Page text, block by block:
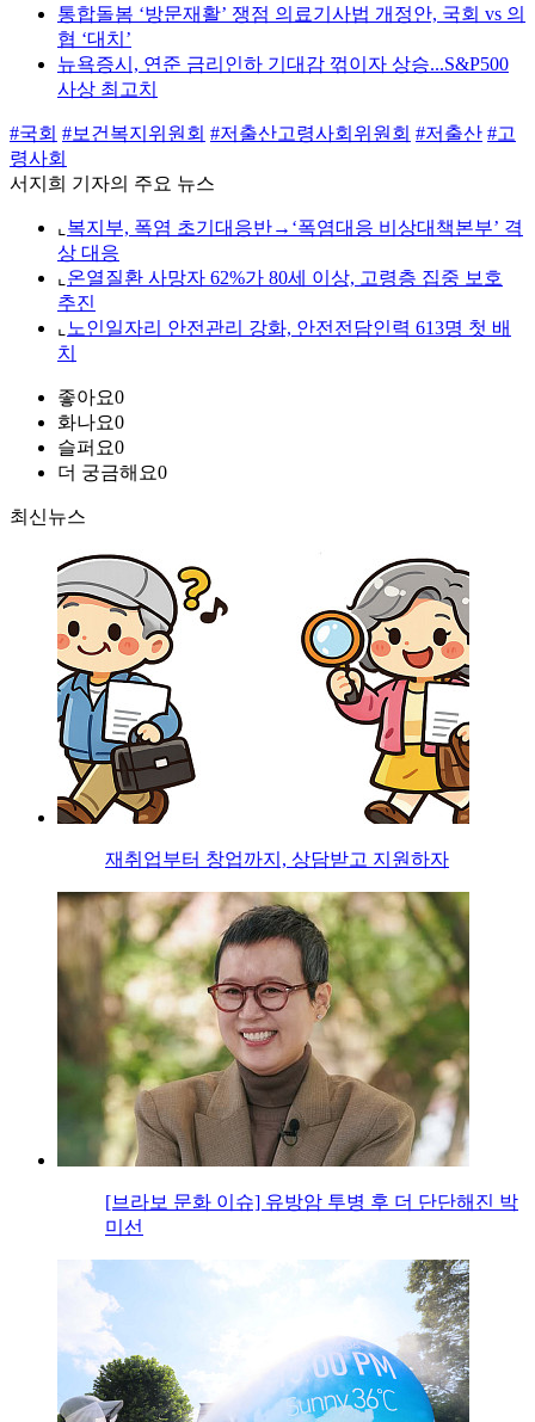
통합돌봄 ‘방문재활’ 쟁점 의료기사법 개정안, 국회 vs 의
협 ‘대치’
뉴욕증시, 연준 금리인하 기대감 꺾이자 상승...S&P500
사상 최고치
#국회 #보건복지위원회 #저출산고령사회위원회 #저출산 #고
령사회
서지희 기자의 주요 뉴스
⌞ 복지부, 폭염 초기대응반→‘폭염대응 비상대책본부’ 격
상 대응
⌞ 온열질환 사망자 62%가 80세 이상, 고령층 집중 보호
추진
⌞ 노인일자리 안전관리 강화, 안전전담인력 613명 첫 배
치
좋아요0
화나요0
슬퍼요0
더 궁금해요0
최신뉴스
재취업부터 창업까지, 상담받고 지원하자
[브라보 문화 이슈] 유방암 투병 후 더 단단해진 박
미선